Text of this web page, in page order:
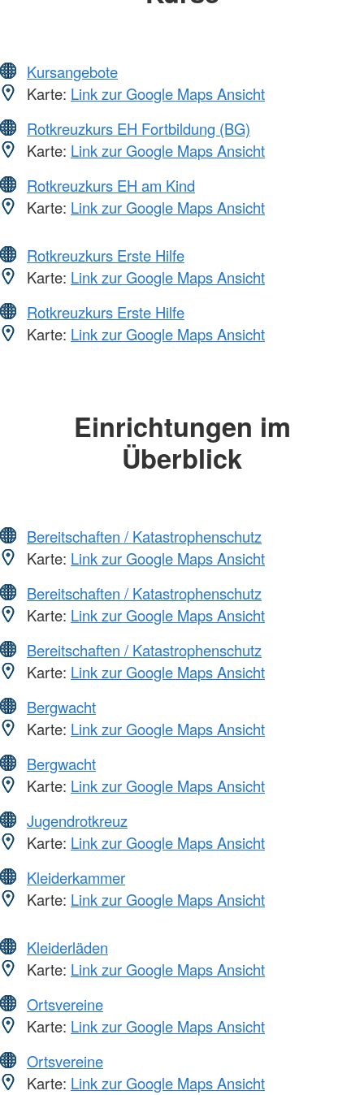
Kursangebote
Karte: Link zur Google Maps Ansicht
Rotkreuzkurs EH Fortbildung (BG)
Karte: Link zur Google Maps Ansicht
Rotkreuzkurs EH am Kind
Karte: Link zur Google Maps Ansicht
Rotkreuzkurs Erste Hilfe
Karte: Link zur Google Maps Ansicht
Rotkreuzkurs Erste Hilfe
Karte: Link zur Google Maps Ansicht
Einrichtungen im
Überblick
Bereitschaften / Katastrophenschutz
Karte: Link zur Google Maps Ansicht
Bereitschaften / Katastrophenschutz
Karte: Link zur Google Maps Ansicht
Bereitschaften / Katastrophenschutz
Karte: Link zur Google Maps Ansicht
Bergwacht
Karte: Link zur Google Maps Ansicht
Bergwacht
Karte: Link zur Google Maps Ansicht
Jugendrotkreuz
Karte: Link zur Google Maps Ansicht
Kleiderkammer
Karte: Link zur Google Maps Ansicht
Kleiderläden
Karte: Link zur Google Maps Ansicht
Ortsvereine
Karte: Link zur Google Maps Ansicht
Ortsvereine
Karte: Link zur Google Maps Ansicht